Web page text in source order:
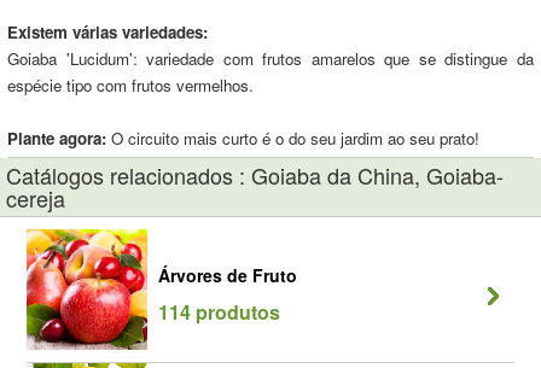
Existem várias variedades:
Goiaba 'Lucidum': variedade com frutos amarelos que se distingue da
espécie tipo com frutos vermelhos.
Plante agora: O circuito mais curto é o do seu jardim ao seu prato!
Catálogos relacionados : Goiaba da China, Goiaba-
cereja
Árvores de Fruto
114 produtos